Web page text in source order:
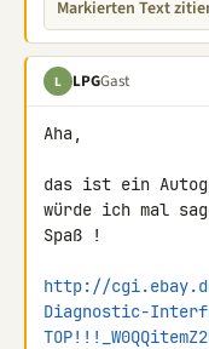
Markierten Text
L LPGGast
Aha,
das ist ein
würde ich mal
Spaß !
http://
Diagnostic-